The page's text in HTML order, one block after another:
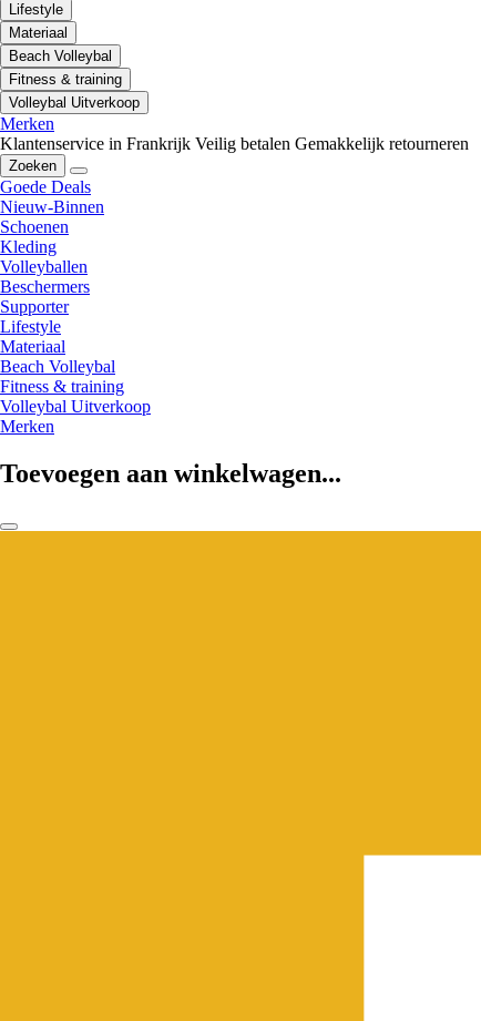
Lifestyle
Materiaal
Beach Volleybal
Fitness & training
Volleybal Uitverkoop
Merken
Klantenservice in Frankrijk Veilig betalen Gemakkelijk retourneren
Zoeken
Goede Deals
Nieuw-Binnen
Schoenen
Kleding
Volleyballen
Beschermers
Supporter
Lifestyle
Materiaal
Beach Volleybal
Fitness & training
Volleybal Uitverkoop
Merken
Toevoegen aan winkelwagen...